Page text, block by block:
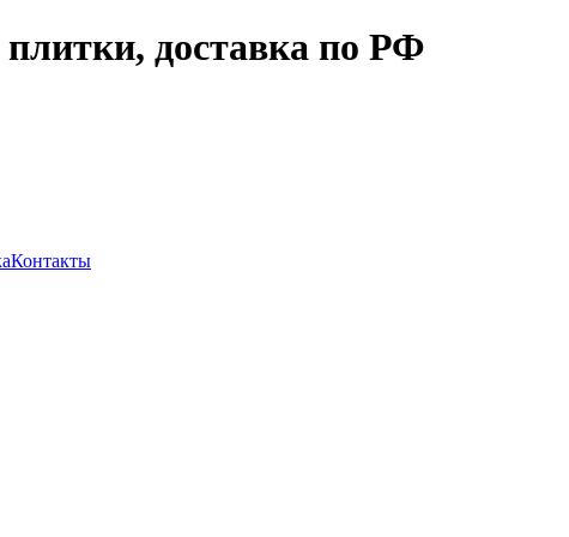
доставка по РФ
Контакты